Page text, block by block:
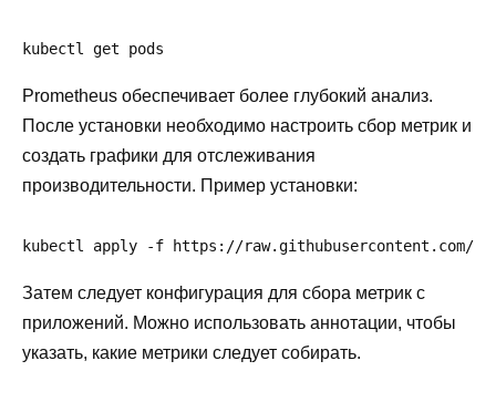
kubectl get pods
Prometheus обеспечивает более глубокий анализ.
После установки необходимо настроить сбор метрик и
создать графики для отслеживания
производительности. Пример установки:
kubectl apply -f https://raw.githubusercontent.com/
Затем следует конфигурация для сбора метрик с
приложений. Можно использовать аннотации, чтобы
указать, какие метрики следует собирать.